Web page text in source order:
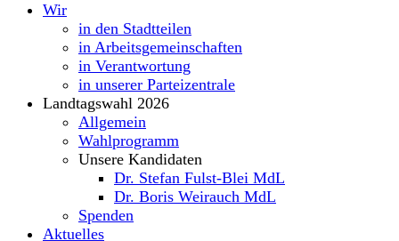
Wir
in den Stadtteilen
in Arbeitsgemeinschaften
in Verantwortung
in unserer Parteizentrale
Landtagswahl 2026
Allgemein
Wahlprogramm
Unsere Kandidaten
Dr. Stefan Fulst-Blei MdL
Dr. Boris Weirauch MdL
Spenden
Aktuelles